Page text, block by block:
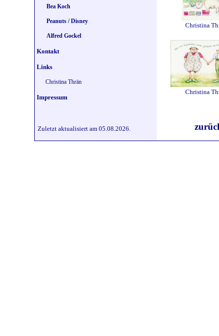
Bea Koch
Peanuts / Disney
Alfred Gockel
Kontakt
Links
Christina Thrän
Impressum
Christina
Christina
Zuletzt aktualisiert am 05.08.2026.